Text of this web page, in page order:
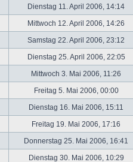
Dienstag 11. April 2006, 14:14
Mittwoch 12. April 2006, 14:26
Samstag 22. April 2006, 23:12
Dienstag 25. April 2006, 22:05
Mittwoch 3. Mai 2006, 11:26
Freitag 5. Mai 2006, 00:00
Dienstag 16. Mai 2006, 15:11
Freitag 19. Mai 2006, 17:16
Donnerstag 25. Mai 2006, 16:41
Dienstag 30. Mai 2006, 10:29